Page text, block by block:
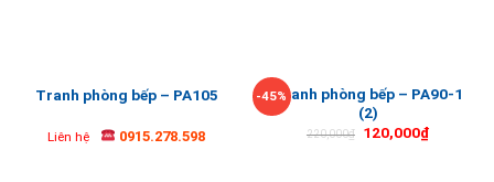
Tranh phòng bếp – PA105
Liên hệ 0915.278.598
-45%Tranh phòng bếp – PA90-1
(2)
220,000₫ 120,000₫